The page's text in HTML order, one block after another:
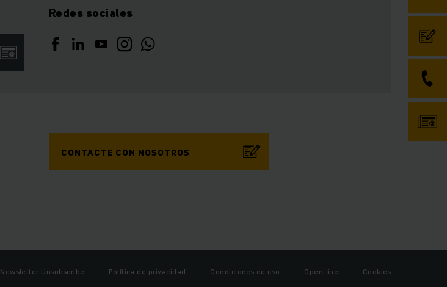
Redes sociales
CONTACTE CON NOSOTROS
Newsletter Unsubscribe Política de privacidad Condiciones de uso OpenLine
Cookies